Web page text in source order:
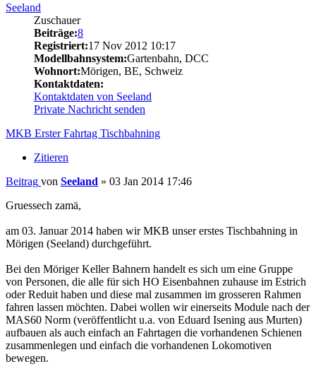
Seeland
Zuschauer
Beiträge:8
Registriert:17 Nov 2012 10:17
Modellbahnsystem:Gartenbahn, DCC
Wohnort:Mörigen, BE, Schweiz
Kontaktdaten:
Kontaktdaten von Seeland
Private Nachricht senden
MKB Erster Fahrtag Tischbahning
Zitieren
Beitrag von Seeland » 03 Jan 2014 17:46
Gruessech zamä,
am 03. Januar 2014 haben wir MKB unser erstes Tischbahning in
Mörigen (Seeland) durchgeführt.
Bei den Möriger Keller Bahnern handelt es sich um eine Gruppe
von Personen, die alle für sich HO Eisenbahnen zuhause im Estrich
oder Reduit haben und diese mal zusammen im grosseren Rahmen
fahren lassen möchten. Dabei wollen wir einerseits Module nach der
MAS60 Norm (veröffentlicht u.a. von Eduard Isening aus Murten)
aufbauen als auch einfach an Fahrtagen die vorhandenen Schienen
zusammenlegen und einfach die vorhandenen Lokomotiven
bewegen.